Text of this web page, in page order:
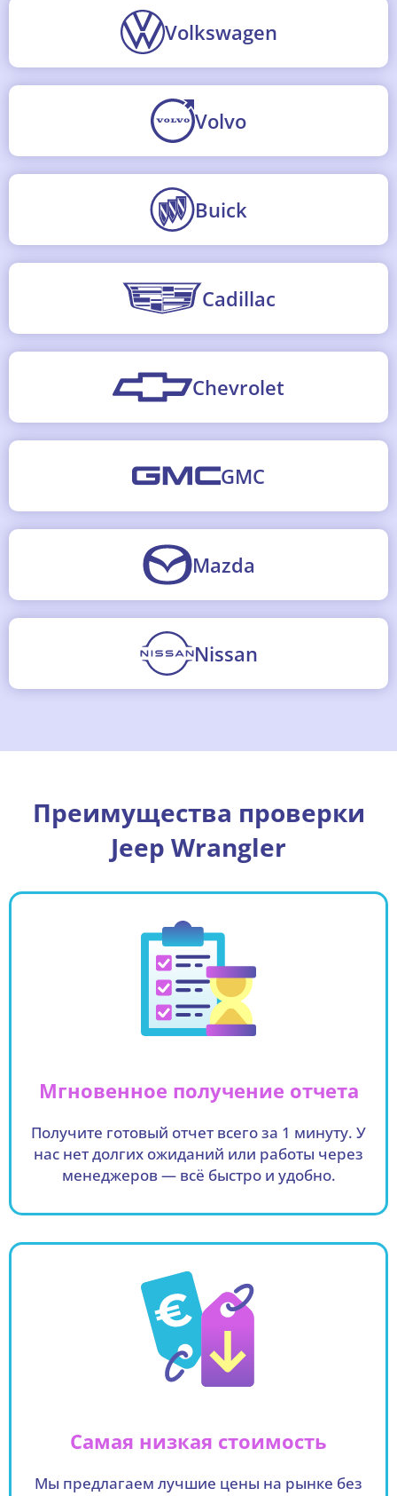
Volkswagen
Volvo
Buick
Cadillac
Chevrolet
GMC
Mazda
Nissan
Преимущества проверки
Jeep Wrangler
Мгновенное получение отчета
Получите готовый отчет всего за 1 минуту. У
нас нет долгих ожиданий или работы через
менеджеров — всё быстро и удобно.
Самая низкая стоимость
Мы предлагаем лучшие цены на рынке без